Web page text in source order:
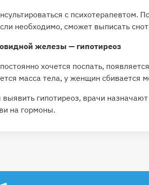
с психотерапевтом.
необходимо, сможет выписать
железы — гипотиреоз
постоянно хочется поспать,
масса тела, у женщин сбивается
выявить гипотиреоз, врачи
на гормоны.